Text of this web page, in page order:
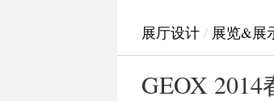
展厅设计 / 展览&展
GEOX